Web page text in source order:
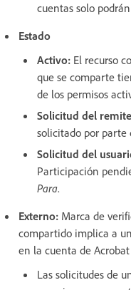
cuentas solo
Estado
Activo: El recurso
que se comparte
de los permisos
Solicitud del
solicitado por parte
Solicitud del
Participación
Para.
Externo: Marca de
compartido implica a
en la cuenta de
Las solicitudes de